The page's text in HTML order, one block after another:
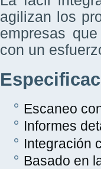
agilizan los
empresas
con un
Escaneo
Informes
Integración
Basado en